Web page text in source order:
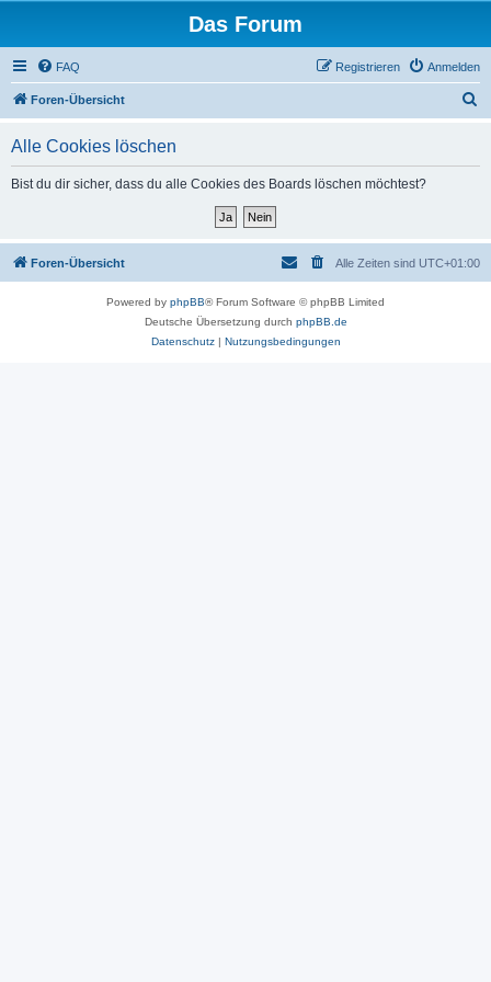
Das Forum
FAQ Anmelden
Registrieren
Foren-Übersicht
Alle Cookies löschen
Bist du dir sicher, dass du alle Cookies des Boards löschen möchtest?
Foren-Übersicht Alle Zeiten sind UTC+01:00
Powered by phpBB® Forum Software © phpBB Limited
Deutsche Übersetzung durch phpBB.de
Datenschutz| Nutzungsbedingungen